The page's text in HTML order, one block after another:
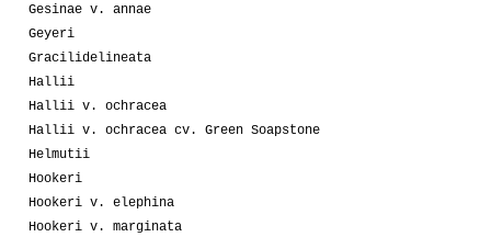
Gesinae v. annae
Geyeri
Gracilidelineata
Hallii
Hallii v. ochracea
Hallii v. ochracea cv. Green Soapstone
Helmutii
Hookeri
Hookeri v. elephina
Hookeri v. marginata